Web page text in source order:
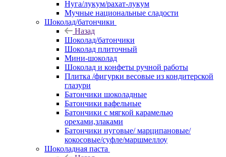
Нуга/лукум/рахат-лукум
Мучные национальные сладости
Шоколад/батончики
Назад
Шоколад/батончики
Шоколад плиточный
Мини-шоколад
Шоколад и конфеты ручной работы
Плитка /фигурки весовые из кондитерской
глазури
Батончики шоколадные
Батончики вафельные
Батончики с мягкой карамелью
орехами,злаками
Батончики нуговые/ марципановые/
кокосовые/суфле/маршмеллоу
Шоколадная паста